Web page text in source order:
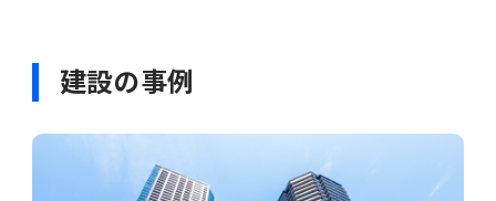
建設の事例